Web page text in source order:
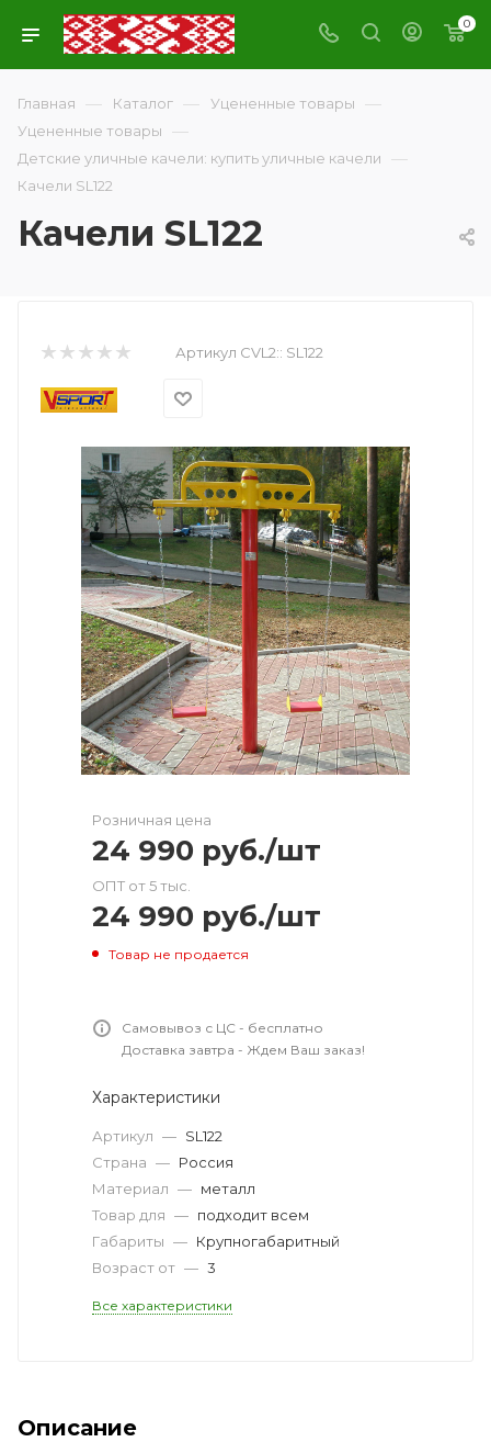
0
Главная — Каталог — Уцененные товары —
Уцененные товары —
Детские уличные качели: купить уличные качели —
Качели SL122
Качели SL122
Артикул CVL2:: SL122
Розничная цена
24 990 руб./шт
ОПТ от 5 тыс.
24 990 руб./шт
Товар не продается
Самовывоз с ЦС - бесплатно
Доставка завтра - Ждем Ваш заказ!
Характеристики
Артикул — SL122
Страна — Россия
Материал — металл
Товар для — подходит всем
Габариты — Крупногабаритный
Возраст от — 3
Все характеристики
Описание